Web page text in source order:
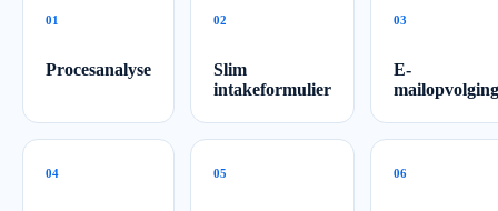
01
Procesanalyse
02
Slim
intakeformulier
03
E-
mailopvolging
04 05 06